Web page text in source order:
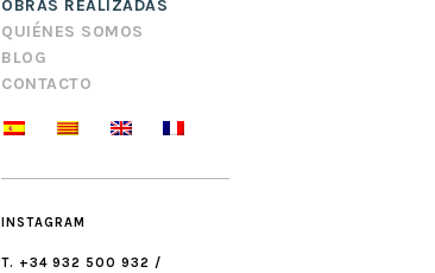
OBRAS REALIZADAS
QUIÉNES SOMOS
BLOG
CONTACTO
INSTAGRAM
T. +34 932 500 932 /